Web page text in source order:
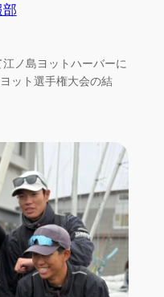
部
ノ島ヨットハーバーに
ット選手権大会の結